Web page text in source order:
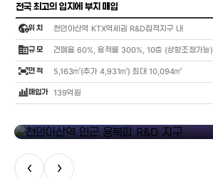
전국 최고의 입지에 부지 매입
globe_location_pin위 치 천안아산역 KTX역세권 R&D집적지구 내
corporate_fare규 모 건폐율 60%, 용적률 300%, 10층 (상향조정가능)
fit_screen면 적 5,163㎡(추가 4,931㎡) 최대 10,094㎡
bar_chart_4_bars매입가 139억원
‹ ›